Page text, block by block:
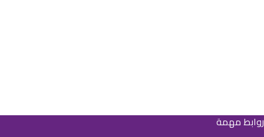
روابط مهمة